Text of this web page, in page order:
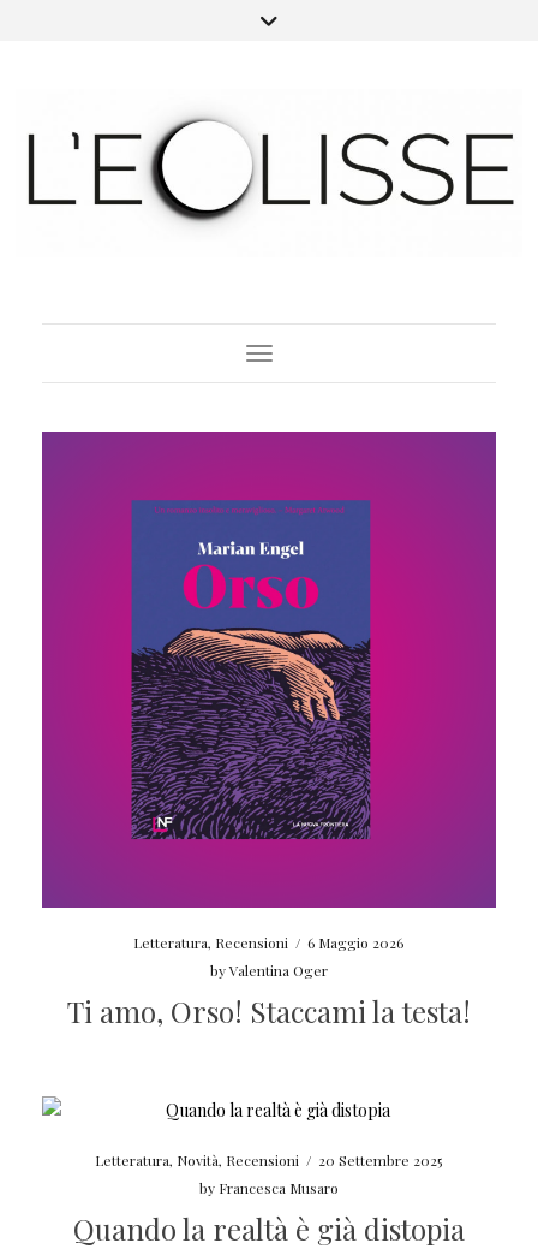
Toggle Navigation
Letteratura, Recensioni / 6 Maggio 2026
byValentina Oger
Ti amo, Orso! Staccami la testa!
Letteratura, Novità, Recensioni / 20 Settembre 2025
by Francesca Musaro
Quando la realtà è già distopia